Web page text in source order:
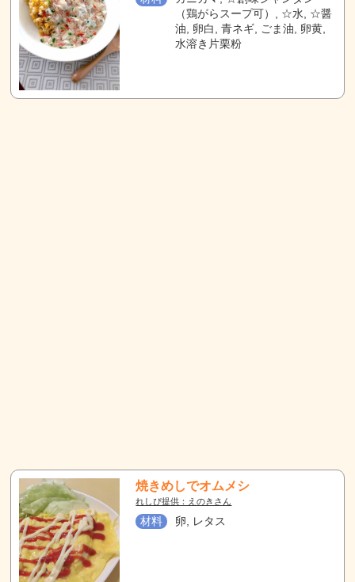
（鶏がらスープ可）, ☆水, ☆醤
油, 卵白, 青ネギ, ごま油, 卵黄,
水溶き片栗粉
焼きめしでオムメシ
れしぴ提供：えのきさん
材料 卵, レタス